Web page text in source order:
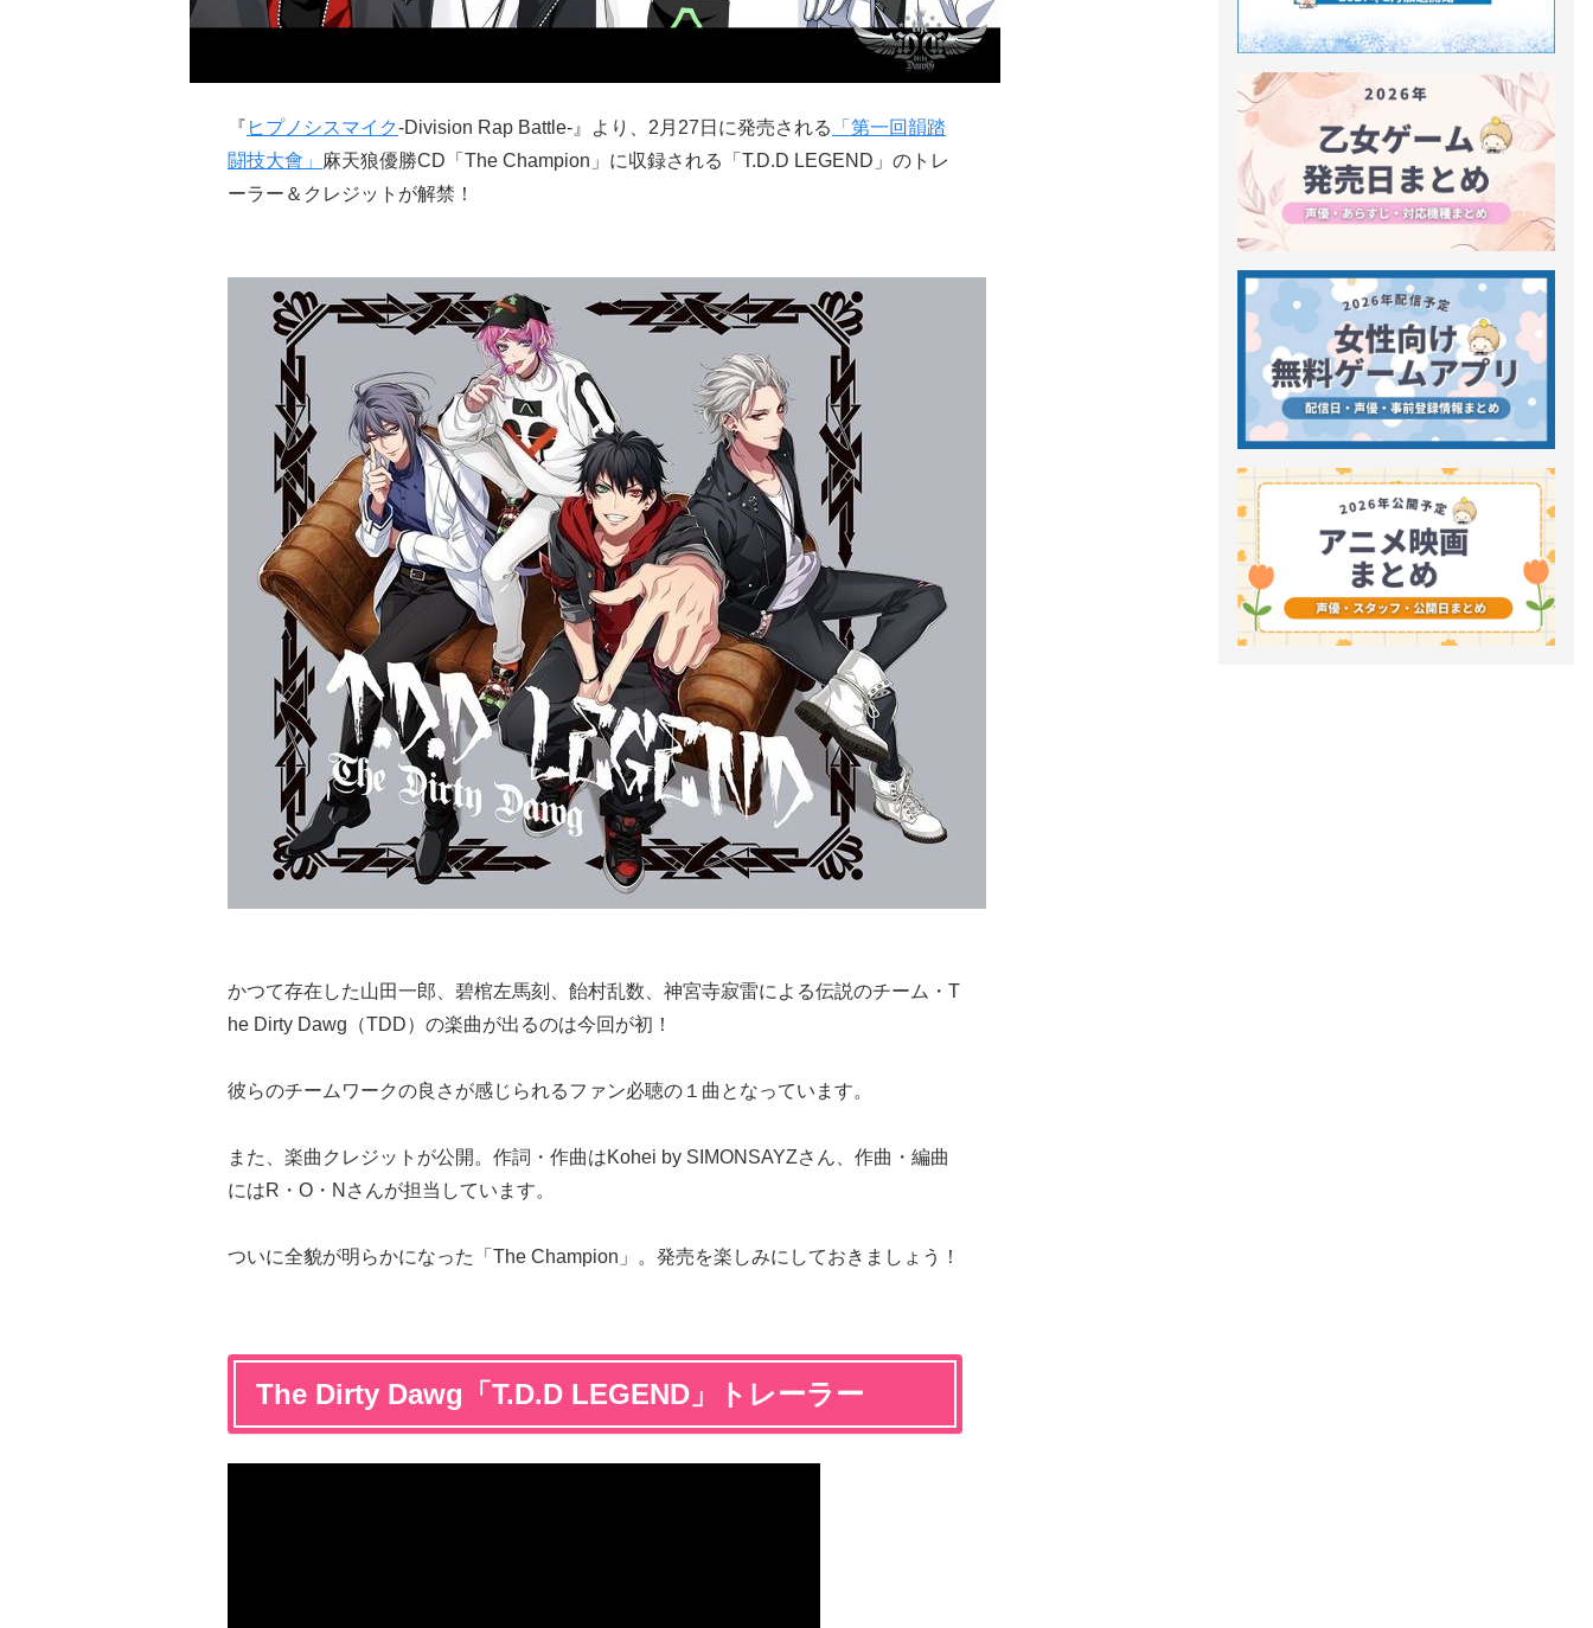
『 ヒプノシスマイク-Division Rap Battle-』より、2月27日に発売される
「第一回韻踏
闘技大會」 麻天狼優勝CD「The Champion」に収録される「T.D.D LEGEND」のトレ
ーラー＆クレジットが解禁！
かつて存在した山田一郎、碧棺左馬刻、飴村乱数、神宮寺寂雷による伝説のチーム・T
he Dirty Dawg（TDD）の楽曲が出るのは今回が初！
彼らのチームワークの良さが感じられるファン必聴の１曲となっています。
また、楽曲クレジットが公開。作詞・作曲はKohei by SIMONSAYZさん、作曲・編曲
にはR・O・Nさんが担当しています。
ついに全貌が明らかになった「The Champion」。発売を楽しみにしておきましょう！
The Dirty Dawg「T.D.D LEGEND」トレーラー